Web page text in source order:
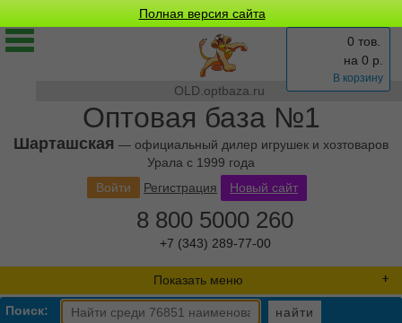
Полная версия сайта
OLD.optbaza.ru
Оптовая база №1
Шарташская — официальный дилер игрушек и хозтоваров
Урала с 1999 года
0 тов.
на 0 р.
В корзину
Войти Регистрация Новый сайт
8 800 5000 260
+7 (343) 289-77-00
Показать меню
Поиск: найти